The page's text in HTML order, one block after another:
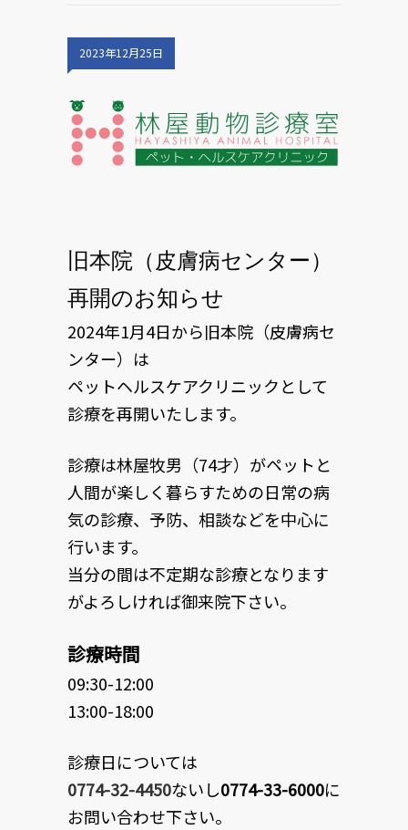
2023年12月25日
旧本院（皮膚病センター）
再開のお知らせ
2024年1月4日から旧本院（皮膚病セ
ンター）は
ペットヘルスケアクリニックとして
診療を再開いたします。
診療は林屋牧男（74才）がペットと
人間が楽しく暮らすための日常の病
気の診療、予防、相談などを中心に
行います。
当分の間は不定期な診療となります
がよろしければ御来院下さい。
診療時間
09:30-12:00
13:00-18:00
診療日については
0774-32-4450ないし0774-33-6000に
お問い合わせ下さい。